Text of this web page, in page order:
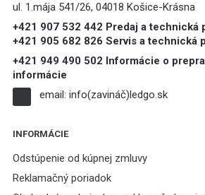
ul. 1.mája 541/26, 04018 Košice-Krásna
+421 907 532 442 Predaj a technická
+421 905 682 826 Servis a technická
+421 949 490 502 Informácie o
informácie
email: info(zavináč)ledgo.sk
INFORMÁCIE
Odstúpenie od kúpnej zmluvy
Reklamačný poriadok